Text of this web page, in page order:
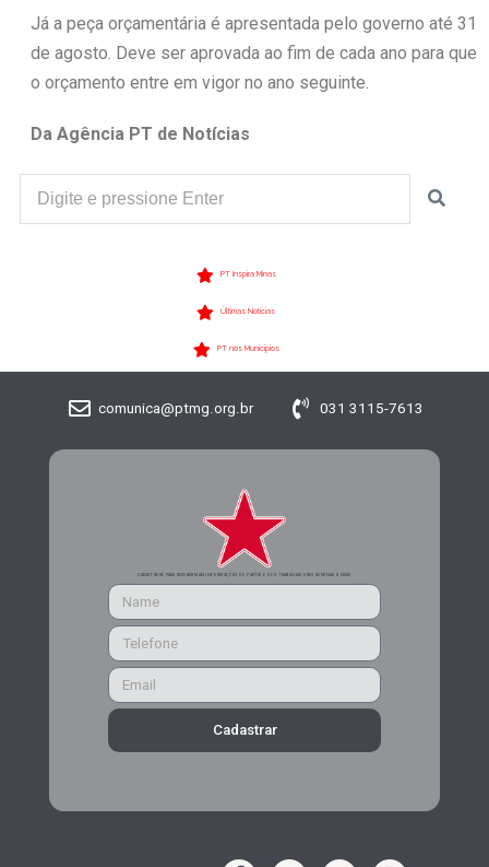
Já a peça orçamentária é apresentada pelo governo até 31
de agosto. Deve ser aprovada ao fim de cada ano para que
o orçamento entre em vigor no ano seguinte.
Da Agência PT de Notícias
PT Inspira Minas
Últimas Notícias
PT nos Municípios
comunica@ptmg.org.br 031 3115-7613
CADASTRE-SE PARA RECEBER MAIS INFORMAÇÕES DO PARTIDO DOS TRABALHADORES DE MINAS GERAIS
Cadastrar